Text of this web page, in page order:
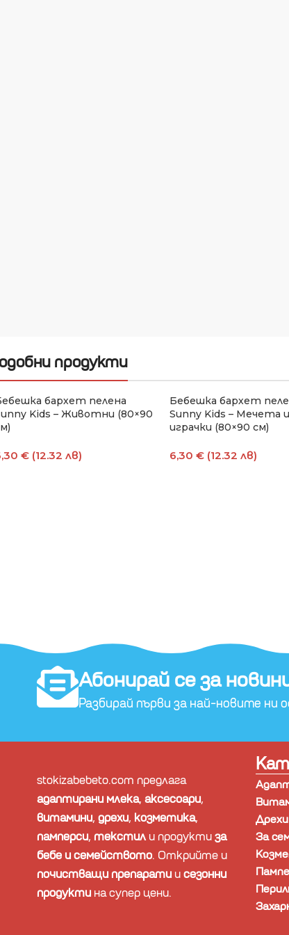
продукти
бархет пелена
Kids – Животни (80×90
€ (12.32 лв)
Бебешка бархет
Sunny Kids – Мечета и
играчки (80×90 см)
6,30 € (12.32 лв)
Абонирай се за
Разбирай първи за най-новите ни
stokizabebeto.com предлага
адаптирани млека,аксесоари,
витамини,дрехи, козметика,
памперси, текстили продуктиза
бебе и семейството. Открийте и
почистващи препарати исезонни
продукти на супер цени.
Дрехи
За